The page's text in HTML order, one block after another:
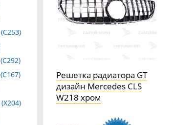
Решетка радиатора GT
дизайн Mercedes CLS
W218 хром